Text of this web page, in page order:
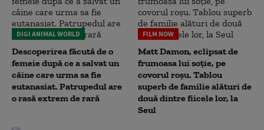
DIGI ANIMAL WORLD
Descoperirea făcută de o
femeie după ce a salvat un
câine care urma sa fie
eutanasiat. Patrupedul are
o rasă extrem de rară
FILM NOW
Matt Damon, eclipsat de
frumoasa lui soție, pe
covorul roșu. Tablou
superb de familie alături de
două dintre fiicele lor, la
Seul